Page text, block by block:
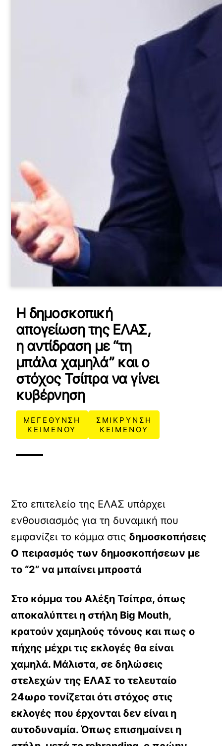
Η δημοσκοπική
απογείωση της ΕΛΑΣ,
η αντίδραση με “τη
μπάλα χαμηλά” και ο
στόχος Τσίπρα να γίνει
κυβέρνηση
ΜΕΓΕΘΥΝΣΗ
ΚΕΙΜΕΝΟΥ
ΣΜΙΚΡΥΝΣΗ
ΚΕΙΜΕΝΟΥ
Στο επιτελείο της ΕΛΑΣ υπάρχει
ενθουσιασμός για τη δυναμική που
εμφανίζει το κόμμα στις δημοσκοπήσεις
Ο πειρασμός των δημοσκοπήσεων με
το “2” να μπαίνει μπροστά
Στο κόμμα του Αλέξη Τσίπρα, όπως
αποκαλύπτει η στήλη Big Mouth,
κρατούν χαμηλούς τόνους και πως ο
πήχης μέχρι τις εκλογές θα είναι
χαμηλά. Μάλιστα, σε δηλώσεις
στελεχών της ΕΛΑΣ το τελευταίο
24ωρο τονίζεται ότι στόχος στις
εκλογές που έρχονται δεν είναι η
αυτοδυναμία. Όπως επισημαίνει η